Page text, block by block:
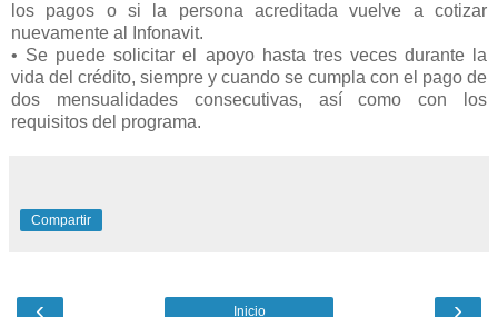
los pagos o si la persona acreditada vuelve a cotizar
nuevamente al Infonavit.
• Se puede solicitar el apoyo hasta tres veces durante la
vida del crédito, siempre y cuando se cumpla con el pago de
dos mensualidades consecutivas, así como con los
requisitos del programa.
Compartir
‹ ›
Inicio